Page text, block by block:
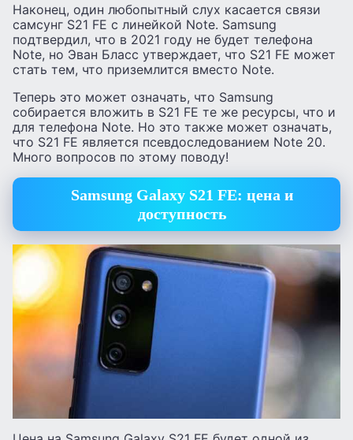
Наконец, один любопытный слух касается связи
самсунг S21 FE с линейкой Note. Samsung
подтвердил, что в 2021 году не будет телефона
Note, но Эван Бласс утверждает, что S21 FE может
стать тем, что приземлится вместо Note.
Теперь это может означать, что Samsung
собирается вложить в S21 FE те же ресурсы, что и
для телефона Note. Но это также может означать,
что S21 FE является псевдоследованием Note 20.
Много вопросов по этому поводу!
Samsung Galaxy S21 FE: цена и
доступность